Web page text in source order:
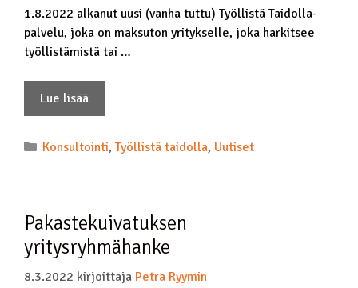
1.8.2022 alkanut uusi (vanha tuttu) Työllistä Taidolla-
palvelu, joka on maksuton yritykselle, joka harkitsee
työllistämistä tai …
Lue lisää
Konsultointi, Työllistä taidolla, Uutiset
Pakastekuivatuksen
yritysryhmähanke
8.3.2022 kirjoittaja Petra Ryymin